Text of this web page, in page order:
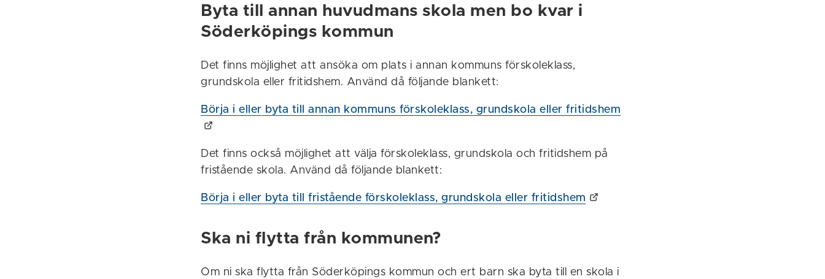
Byta till annan huvudmans skola men bo kvar i
Söderköpings kommun
Det finns möjlighet att ansöka om plats i annan kommuns förskoleklass,
grundskola eller fritidshem. Använd då följande blankett:
Börja i eller byta till annan kommuns förskoleklass, grundskola eller fritidshem
Det finns också möjlighet att välja förskoleklass, grundskola och fritidshem på
fristående skola. Använd då följande blankett:
Börja i eller byta till fristående förskoleklass, grundskola eller fritidshem
Ska ni flytta från kommunen?
Om ni ska flytta från Söderköpings kommun och ert barn ska byta till en skola i